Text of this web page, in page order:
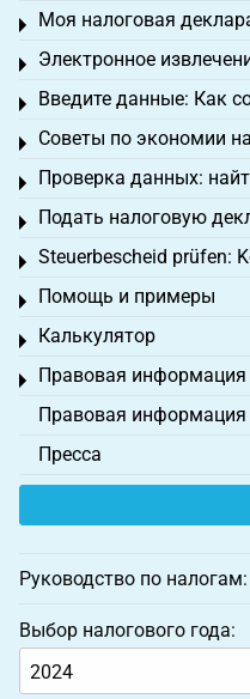
Моя налоговая
Toggle menu
Электронное
Toggle menu
Введите данные: Как
Toggle menu
Советы по экономии
Toggle menu
Проверка данных:
Toggle menu
Подать налоговую
Toggle menu
Steuerbescheid prüfen:
Toggle menu
Помощь и примеры
Toggle menu
Калькулятор
Toggle menu
Правовая информация
Toggle menu
Правовая информация
Пресса
Руководство по налогам:
Выбор налогового года: